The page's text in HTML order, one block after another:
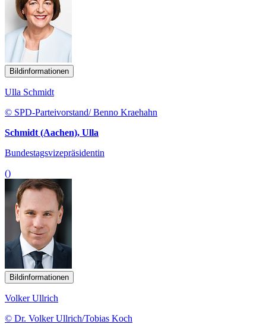
Bildinformationen
Ulla Schmidt
© SPD-Parteivorstand/ Benno Kraehahn
Schmidt (Aachen), Ulla
Bundestagsvizepräsidentin
()
Bildinformationen
Volker Ullrich
© Dr. Volker Ullrich/Tobias Koch